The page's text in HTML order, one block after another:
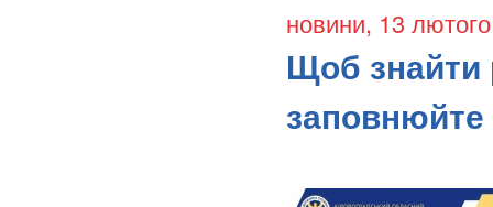
новини, 13
Щоб знайти
заповнюйте